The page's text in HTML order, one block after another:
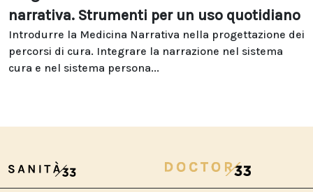
narrativa. Strumenti per un uso quotidiano
Introdurre la Medicina Narrativa nella progettazione dei
percorsi di cura. Integrare la narrazione nel sistema
cura e nel sistema persona...